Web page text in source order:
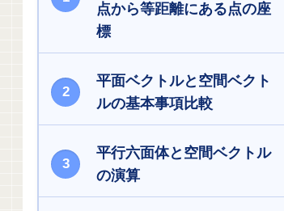
点から等距離にある点の座
標
平面ベクトルと空間ベクト
ルの基本事項比較
平行六面体と空間ベクトル
の演算